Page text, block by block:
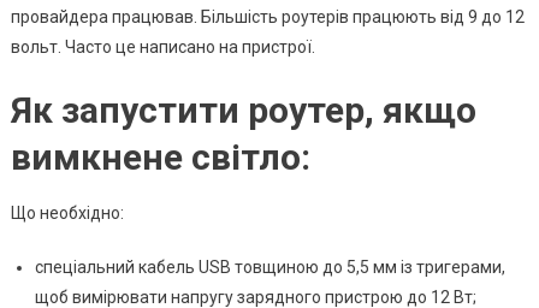
провайдера працював. Більшість роутерів працюють від 9 до 12
вольт. Часто це написано на пристрої.
Як запустити роутер, якщо
вимкнене світло:
Що необхідно:
спеціальний кабель USB товщиною до 5,5 мм із тригерами,
щоб вимірювати напругу зарядного пристрою до 12 Вт;